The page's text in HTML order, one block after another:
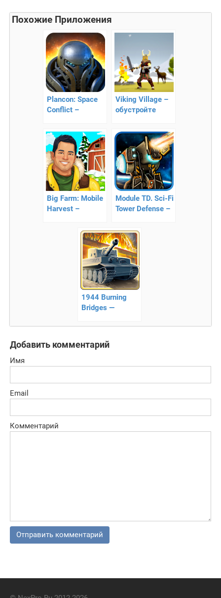
Похожие Приложения
Plancon: Space
Conflict –
инопланетян
Viking Village –
обустройте
викингов
Big Farm: Mobile
Harvest –
Module TD. Sci-Fi
Tower Defense –
1944 Burning
Bridges —
стратегия
Добавить комментарий
Имя
Email
Комментарий